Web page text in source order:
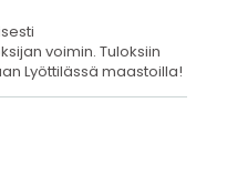
voimin. Tuloksiin
Lyöttilässä maastoilla!